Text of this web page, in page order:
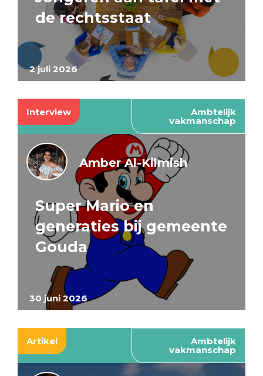
2 juli 2026
de rechtsstaat
Interview Ambtelijk
vakmanschap
30 juni 2026
Amber Al-Kilmish
Super Mario en
generaties bij gemeente
Gouda
Artikel Ambtelijk
vakmanschap